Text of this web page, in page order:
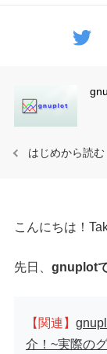
はじめから読む
こんにちは！
先日、 gnuplot
【関連】
介！~実際の